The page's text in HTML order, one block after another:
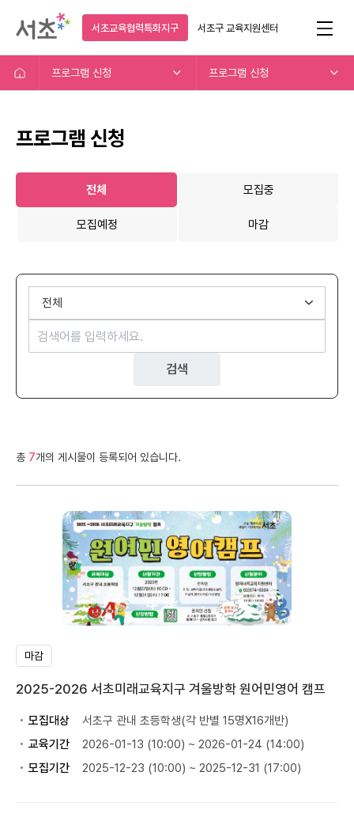
서초교육협력특화지구 서초구교육지원센터
프로그램 신청 프로그램 신청
프로그램 신청
전체 모집중
모집예정 마감
검색
총 7개의 게시물이 등록되어 있습니다.
마감
2025-2026 서초미래교육지구 겨울방학 원어민영어 캠프
모집대상
서초구 관내 초등학생(각 반별 15명X16개반)
교육기간
2026-01-13 (10:00) ~ 2026-01-24 (14:00)
모집기간
2025-12-23 (10:00) ~ 2025-12-31 (17:00)